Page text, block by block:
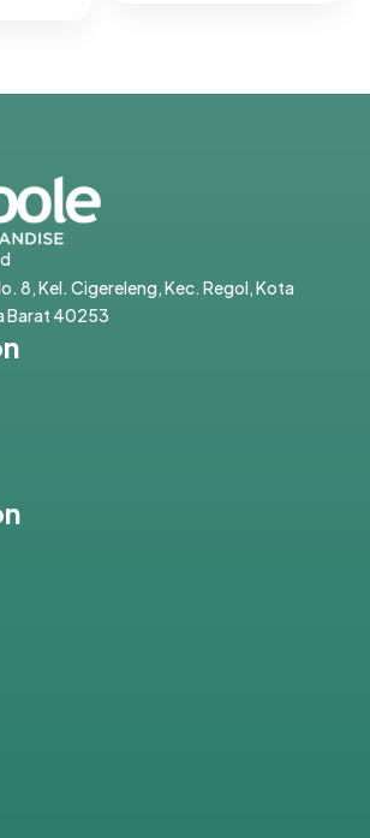
8, Kel. Cigereleng, Kec. Regol, Kota
Barat 40253